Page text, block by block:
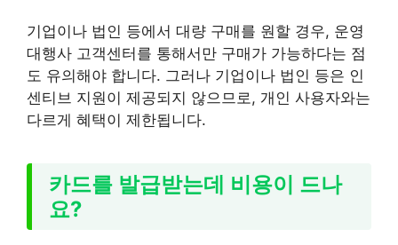
기업이나 법인 등에서 대량 구매를 원할 경우, 운영
대행사 고객센터를 통해서만 구매가 가능하다는 점
도 유의해야 합니다. 그러나 기업이나 법인 등은 인
센티브 지원이 제공되지 않으므로, 개인 사용자와는
다르게 혜택이 제한됩니다.
카드를 발급받는데 비용이 드나
요?